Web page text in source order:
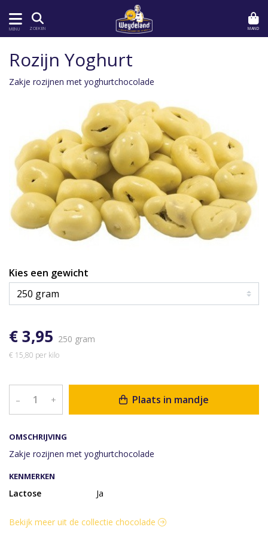
MENU ZOEKEN MAND
OMSCHRIJVING
Zakje rozijnen met yoghurtchocolade
Rozijn Yoghurt
Zakje rozijnen met yoghurtchocolade
Kies een gewicht
€ 3,95 250 gram
€ 15,80 per kilo
– + Plaats in mandje
KENMERKEN
Lactose Ja
Bekijk meer uit de collectie chocolade